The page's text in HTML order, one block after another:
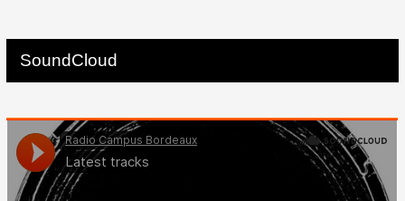
SoundCloud